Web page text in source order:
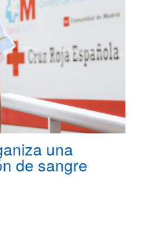
una
de sangre